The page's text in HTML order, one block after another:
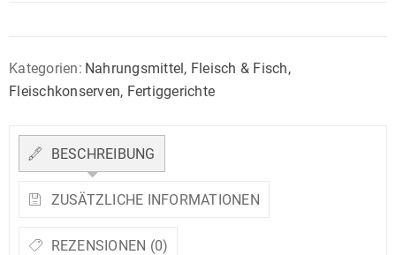
Kategorien: Nahrungsmittel, Fleisch & Fisch,
Fleischkonserven, Fertiggerichte
BESCHREIBUNG
ZUSÄTZLICHE INFORMATIONEN
REZENSIONEN (0)